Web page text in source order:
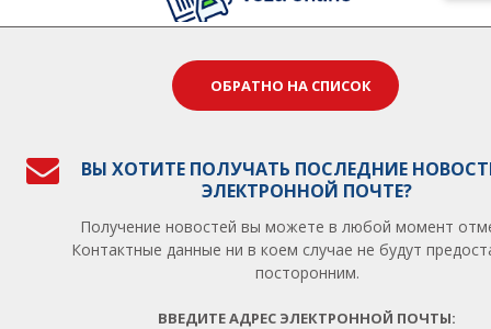
ОБРАТНО НА СПИСОК
ВЫ ХОТИТЕ ПОЛУЧАТЬ ПОСЛЕДНИЕ
ЭЛЕКТРОННОЙ ПОЧТЕ?
Получение новостей вы можете в любой момент
Контактные данные ни в коем случае не будут
посторонним.
ВВЕДИТЕ АДРЕС ЭЛЕКТРОННОЙ ПОЧТЫ: